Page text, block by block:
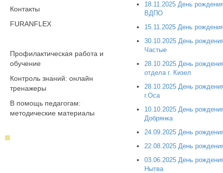
Контакты
FURANFLEX
Профилактическая работа и
обучение
Контроль знаний: онлайн
тренажеры
В помощь педагогам:
методические материалы
18.11.2025 День
ВДПО
15.11.2025 День
30.10.2025 День
Частые
28.10.2025 День
отдела г. Кизел
28.10.2025 День
г.Оса
10.10.2025 День
Добрянка
24.09.2025 День
22.08.2025 День
03.06.2025 День
Нытва